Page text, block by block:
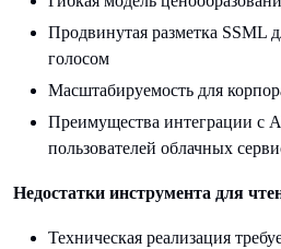
Продвинутая разметка SSML
голосом
Масштабируемость для
Преимущества интеграции с
пользователей облачных
Недостатки инструмента для
Техническая реализация